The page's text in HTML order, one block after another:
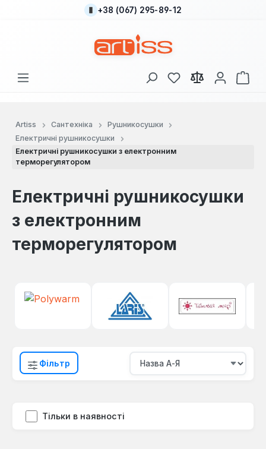
Перейти до основного вмісту
+38 (067) 295-89-12
У вас є 0 у списку
Artiss Сантехніка
Рушникосушки
Електричні рушникосушки
Електричні рушникосушки з електронним
терморегулятором
Електричні рушникосушки
з електронним
терморегулятором
Фільтр
Тільки в наявності